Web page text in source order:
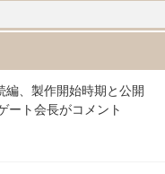
編、製作開始時期と公開
ート会長がコメント